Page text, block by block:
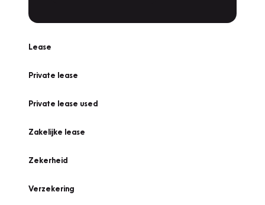
Lease
Private lease
Private lease used
Zakelijke lease
Zekerheid
Verzekering